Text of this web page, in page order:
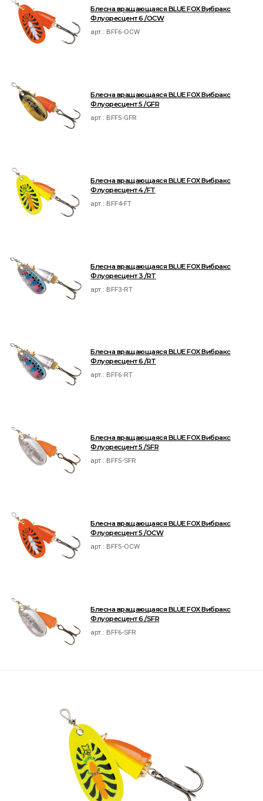
Блесна вращающаяся BLUE FOX Вибракс
Флуоресцент 6 /OCW
арт.: BFF6-OCW
Блесна вращающаяся BLUE FOX Вибракс
Флуоресцент 5 /GFR
арт.: BFF5-GFR
Блесна вращающаяся BLUE FOX Вибракс
Флуоресцент 4 /FT
арт.: BFF4-FT
Блесна вращающаяся BLUE FOX Вибракс
Флуоресцент 3 /RT
арт.: BFF3-RT
Блесна вращающаяся BLUE FOX Вибракс
Флуоресцент 6 /RT
арт.: BFF6-RT
Блесна вращающаяся BLUE FOX Вибракс
Флуоресцент 5 /SFR
арт.: BFF5-SFR
Блесна вращающаяся BLUE FOX Вибракс
Флуоресцент 5 /OCW
арт.: BFF5-OCW
Блесна вращающаяся BLUE FOX Вибракс
Флуоресцент 6 /SFR
арт.: BFF6-SFR